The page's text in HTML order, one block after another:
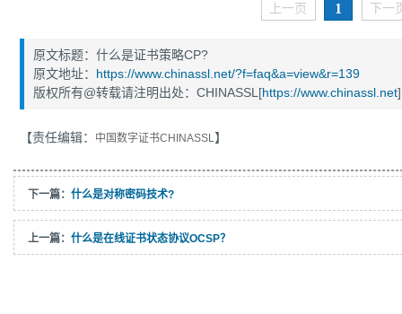
上一页 1 下一
原文标题：什么是证书策略CP?
原文地址： https://www.chinassl.net/?f=faq&a=view&r=139
版权所有@转载请注明出处：CHINASSL[https://www.chinassl.net]
【责任编辑： 中国数字证书CHINASSL】
下一篇： 什么是对称密码技术?
上一篇： 什么是在线证书状态协议OCSP？